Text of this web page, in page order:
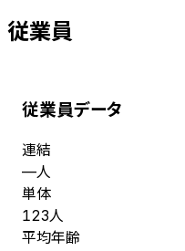
従業員
従業員データ
連結
—人
単体
123人
平均年齢